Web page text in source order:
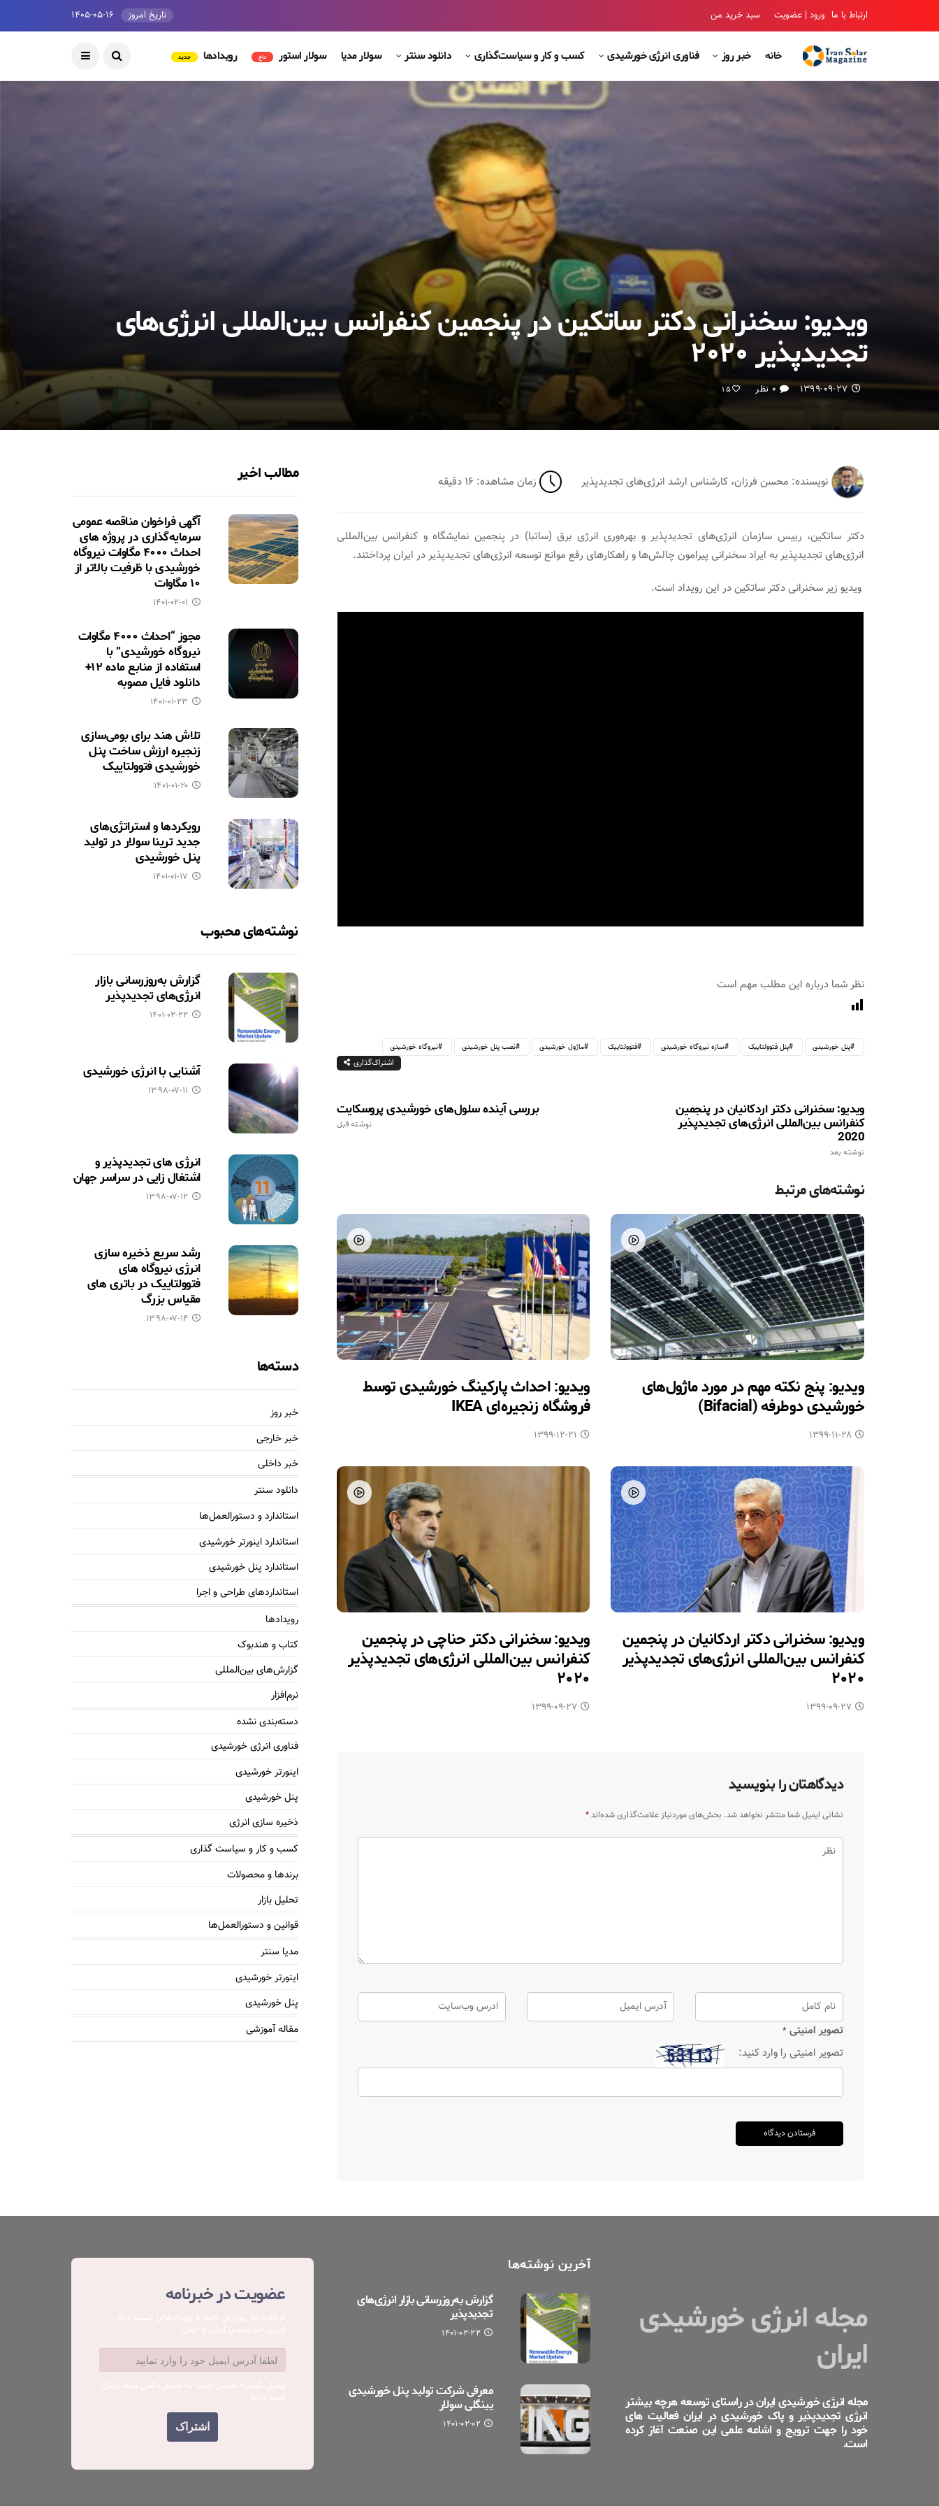
ارتباط با ما ورود | عضویت سبد خرید من تاریخ امروز ۱۴۰۵-۰۵-۱۶
خانه خبر روز فناوری انرژی خورشیدی کسب و کار و سیاست‌گذاری دانلود سنتر سولار مدیا سولار استور داغ رویدادها جدید
ویدیو: سخنرانی دکتر ساتکین در پنجمین کنفرانس بین‌المللی انرژی‌های
تجدیدپذیر ۲۰۲۰
۱۳۹۹-۰۹-۲۷ ۰ نظر 15
نویسنده: محسن فرزان، کارشناس ارشد انرژی‌های تجدیدپذیر زمان مشاهده: ۱۶ دقیقه
دکتر ساتکین، رییس سازمان انرژی‌های تجدیدپذیر و بهره‌وری انرژی برق (ساتبا) در پنجمین نمایشگاه و کنفرانس بین‌المللی
انرژی‌های تجدیدپذیر به ایراد سخنرانی پیرامون چالش‌ها و راهکارهای رفع موانع توسعه انرژی‌های تجدیدپذیر در ایران پرداختند.
ویدیو زیر سخنرانی دکتر ساتکین در این رویداد است.
نظر شما درباره این مطلب مهم است
پنل خورشیدی پنل فتوولتاییک سازه نیروگاه خورشیدی فتوولتاییک ماژول خورشیدی نصب پنل خورشیدی نیروگاه خورشیدی
اشتراک‌گذاری
بررسی آینده سلول‌های خورشیدی پروسکایت
نوشته قبل
ویدیو: سخنرانی دکتر اردکانیان در پنجمین
کنفرانس بین‌المللی انرژی‌های تجدیدپذیر
2020
نوشته بعد
نوشته‌های مرتبط
ویدیو: احداث پارکینگ خورشیدی توسط
فروشگاه زنجیره‌ای IKEA
۱۳۹۹-۱۲-۲۱
ویدیو: پنج نکته مهم در مورد ماژول‌های
خورشیدی دوطرفه (Bifacial)
۱۳۹۹-۱۱-۲۸
ویدیو: سخنرانی دکتر حناچی در پنجمین
کنفرانس بین‌المللی انرژی‌های تجدیدپذیر
۲۰۲۰
۱۳۹۹-۰۹-۲۷
ویدیو: سخنرانی دکتر اردکانیان در پنجمین
کنفرانس بین‌المللی انرژی‌های تجدیدپذیر
۲۰۲۰
۱۳۹۹-۰۹-۲۷
دیدگاهتان را بنویسید
نشانی ایمیل شما منتشر نخواهد شد. بخش‌های موردنیاز علامت‌گذاری شده‌اند*
تصویر امنیتی *
تصویر امنیتی را وارد کنید:
مطالب اخیر
آگهی فراخوان مناقصه عمومی
سرمایه‌گذاری در پروژه های
احداث ۴۰۰۰ مگاوات نیروگاه
خورشیدی با ظرفیت بالاتر از
۱۰ مگاوات
۱۴۰۱-۰۲-۰۱
مجوز “احداث ۴۰۰۰ مگاوات
نیروگاه خورشیدی” با
استفاده از منابع ماده ۱۲+
دانلود فایل مصوبه
۱۴۰۱-۰۱-۲۳
تلاش هند برای بومی‌سازی
زنجیره ارزش ساخت پنل
خورشیدی فتوولتاییک
۱۴۰۱-۰۱-۲۰
رویکردها و استراتژی‌های
جدید ترینا سولار در تولید
پنل خورشیدی
۱۴۰۱-۰۱-۱۷
نوشته‌های محبوب
گزارش به‌روزرسانی بازار
انرژی‌های تجدیدپذیر
۱۴۰۱-۰۲-۲۲
آشنایی با انرژی خورشیدی
۱۳۹۸-۰۷-۱۱
انرژی های تجدیدپذیر و
اشتغال زایی در سراسر جهان
۱۳۹۸-۰۷-۱۲
رشد سریع ذخیره سازی
انرژی نیروگاه های
فتوولتاییک در باتری های
مقیاس بزرگ
۱۳۹۸-۰۷-۱۴
دسته‌ها
خبر روز
خبر خارجی
خبر داخلی
دانلود سنتر
استاندارد و دستورالعمل‌ها
استاندارد اینورتر خورشیدی
استاندارد پنل خورشیدی
استانداردهای طراحی و اجرا
رویدادها
کتاب و هندبوک
گزارش‌های بین‌المللی
نرم‌افزار
دسته‌بندی نشده
فناوری انرژی خورشیدی
اینورتر خورشیدی
پنل خورشیدی
ذخیره سازی انرژی
کسب و کار و سیاست گذاری
برندها و محصولات
تحلیل بازار
قوانین و دستورالعمل‌ها
مدیا سنتر
اینورتر خورشیدی
پنل خورشیدی
مقاله آموزشی
مجله انرژی خورشیدی
ایران
مجله انرژی خورشیدی ایران در راستای توسعه هرچه بیشتر
انرژی تجدیدپذیر و پاک خورشیدی در ایران فعالیت های
خود را جهت ترویج و اشاعه علمی این صنعت آغاز کرده
است.
آخرین نوشته‌ها
گزارش به‌روزرسانی بازار انرژی‌های
تجدیدپذیر
۱۴۰۱-۰۲-۲۲
معرفی شرکت تولید پنل خورشیدی
یینگلی سولار
۱۴۰۱-۰۲-۰۲
عضویت در خبرنامه